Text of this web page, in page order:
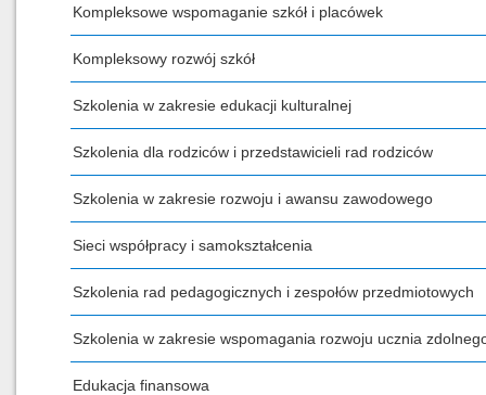
Kompleksowe wspomaganie szkół i placówek
Kompleksowy rozwój szkół
Szkolenia w zakresie edukacji kulturalnej
Szkolenia dla rodziców i przedstawicieli rad rodziców
Szkolenia w zakresie rozwoju i awansu zawodowego
Sieci współpracy i samokształcenia
Szkolenia rad pedagogicznych i zespołów przedmiotowych
Szkolenia w zakresie wspomagania rozwoju ucznia
Edukacja finansowa